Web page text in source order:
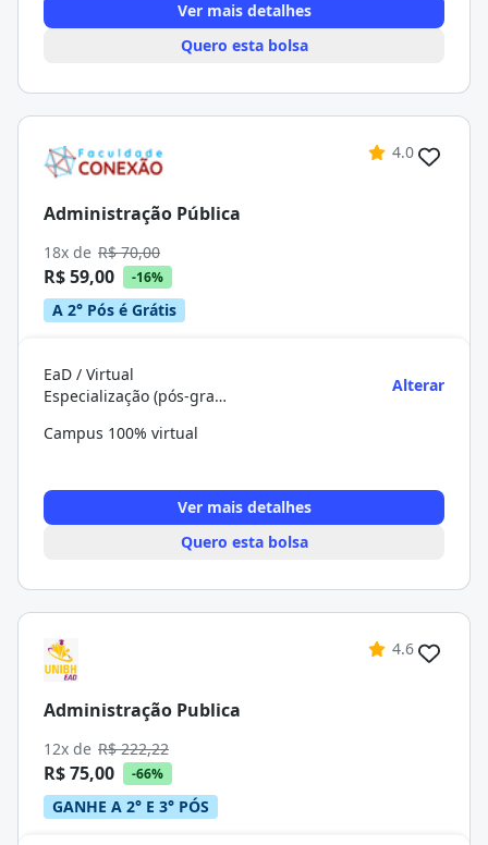
Ver mais detalhes
Quero esta bolsa
4.0
Administração Pública
18x de R$ 70,00
R$ 59,00 -16%
A 2° Pós é Grátis
EaD / Virtual
Especialização (pós-graduação)
Alterar
Campus 100% virtual
Ver mais detalhes
Quero esta bolsa
4.6
Administração Publica
12x de R$ 222,22
R$ 75,00 -66%
GANHE A 2° E 3° PÓS